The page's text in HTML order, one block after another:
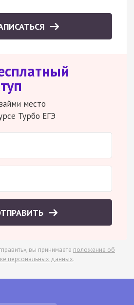
место
Турбо ЕГЭ
вы принимаете положение об
персональных данных.